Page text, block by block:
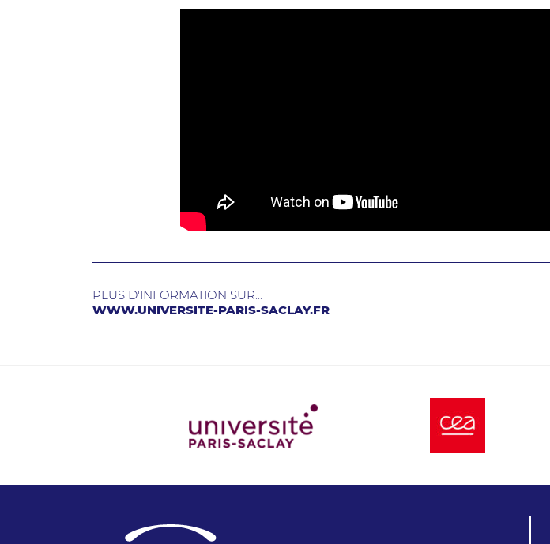
PLUS D'INFORMATION SUR...
WWW.UNIVERSITE-PARIS-SACLAY.FR